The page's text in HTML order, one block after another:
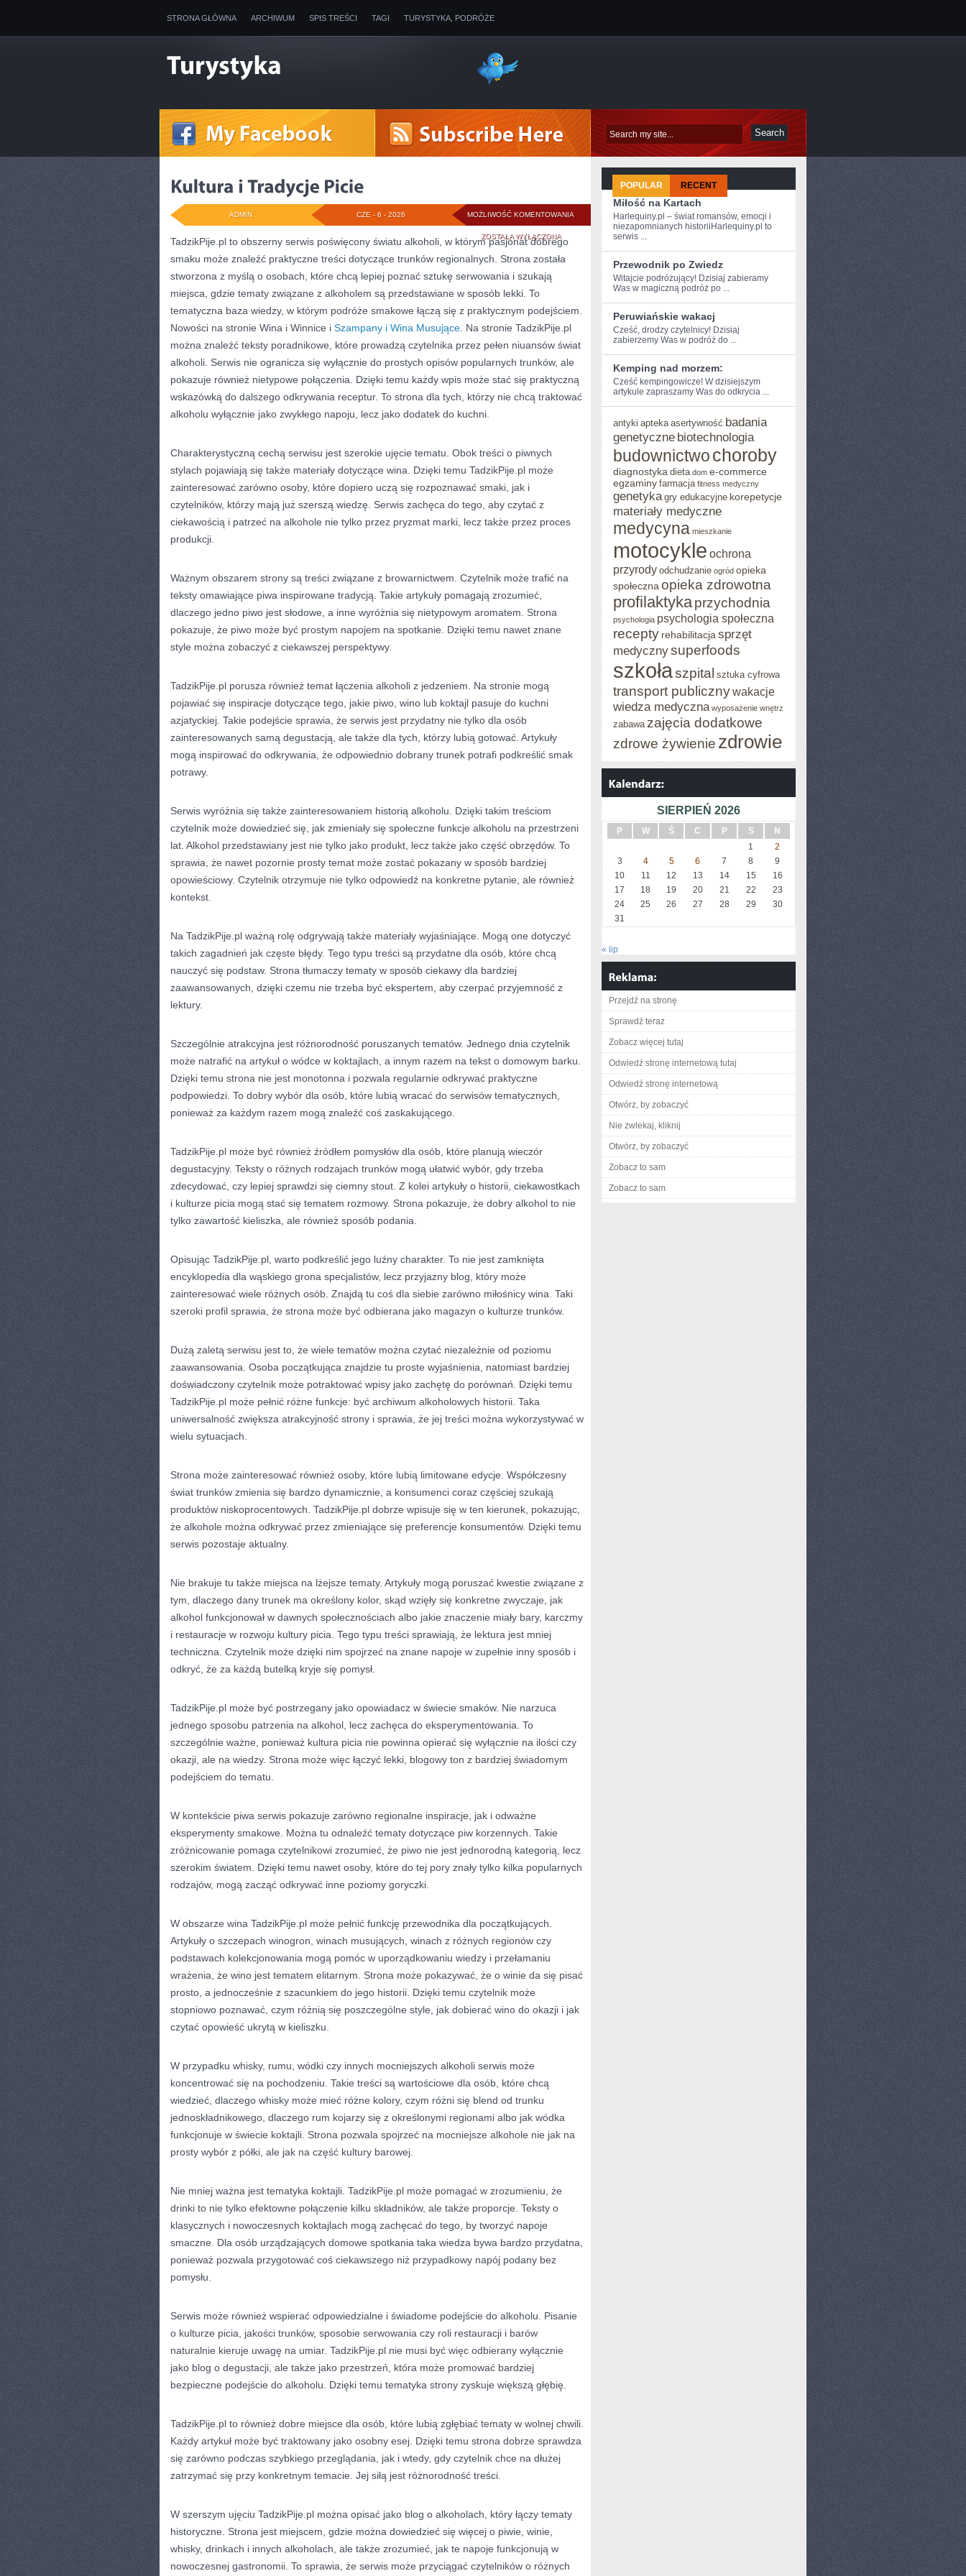
STRONA GŁÓWNA ARCHIWUM SPIS TREŚCI TAGI TURYSTYKA, PODRÓŻE
MOŻLIWOŚĆ KOMENTOWANIA KULTURA
TRADYCJE
PICIE
ZOSTAŁA WYŁĄCZONA
CZE - 6 - 2026
ADMIN
TadzikPije.pl to obszerny serwis poświęcony światu alkoholi, w którym pasjonat dobrego
smaku może znaleźć praktyczne treści dotyczące trunków regionalnych. Strona została
stworzona z myślą o osobach, które chcą lepiej poznać sztukę serwowania i szukają
miejsca, gdzie tematy związane z alkoholem są przedstawiane w sposób lekki. To
tematyczna baza wiedzy, w którym podróże smakowe łączą się z praktycznym podejściem.
Nowości na stronie Wina i Winnice i Szampany i Wina Musujące . Na stronie TadzikPije.pl
można znaleźć teksty poradnikowe, które prowadzą czytelnika przez pełen niuansów świat
alkoholi. Serwis nie ogranicza się wyłącznie do prostych opisów popularnych trunków, ale
pokazuje również nietypowe połączenia. Dzięki temu każdy wpis może stać się praktyczną
wskazówką do dalszego odkrywania receptur. To strona dla tych, którzy nie chcą traktować
alkoholu wyłącznie jako zwykłego napoju, lecz jako dodatek do kuchni.
Charakterystyczną cechą serwisu jest szerokie ujęcie tematu. Obok treści o piwnych
stylach pojawiają się także materiały dotyczące wina. Dzięki temu TadzikPije.pl może
zainteresować zarówno osoby, które dopiero uczą się rozpoznawać smaki, jak i
czytelników, którzy mają już szerszą wiedzę. Serwis zachęca do tego, aby czytać z
ciekawością i patrzeć na alkohole nie tylko przez pryzmat marki, lecz także przez proces
produkcji.
Ważnym obszarem strony są treści związane z browarnictwem. Czytelnik może trafić na
teksty omawiające piwa inspirowane tradycją. Takie artykuły pomagają zrozumieć,
dlaczego jedno piwo jest słodowe, a inne wyróżnia się nietypowym aromatem. Strona
pokazuje, że piwo może być prostym napojem na spotkanie. Dzięki temu nawet znane
style można zobaczyć z ciekawszej perspektywy.
TadzikPije.pl porusza również temat łączenia alkoholi z jedzeniem. Na stronie mogą
pojawiać się inspiracje dotyczące tego, jakie piwo, wino lub koktajl pasuje do kuchni
azjatyckiej. Takie podejście sprawia, że serwis jest przydatny nie tylko dla osób
zainteresowanych samą degustacją, ale także dla tych, którzy lubią gotować. Artykuły
mogą inspirować do odkrywania, że odpowiednio dobrany trunek potrafi podkreślić smak
potrawy.
Serwis wyróżnia się także zainteresowaniem historią alkoholu. Dzięki takim treściom
czytelnik może dowiedzieć się, jak zmieniały się społeczne funkcje alkoholu na przestrzeni
lat. Alkohol przedstawiany jest nie tylko jako produkt, lecz także jako część obrzędów. To
sprawia, że nawet pozornie prosty temat może zostać pokazany w sposób bardziej
opowieściowy. Czytelnik otrzymuje nie tylko odpowiedź na konkretne pytanie, ale również
kontekst.
Na TadzikPije.pl ważną rolę odgrywają także materiały wyjaśniające. Mogą one dotyczyć
takich zagadnień jak częste błędy. Tego typu treści są przydatne dla osób, które chcą
nauczyć się podstaw. Strona tłumaczy tematy w sposób ciekawy dla bardziej
zaawansowanych, dzięki czemu nie trzeba być ekspertem, aby czerpać przyjemność z
lektury.
Szczególnie atrakcyjna jest różnorodność poruszanych tematów. Jednego dnia czytelnik
może natrafić na artykuł o wódce w koktajlach, a innym razem na tekst o domowym barku.
Dzięki temu strona nie jest monotonna i pozwala regularnie odkrywać praktyczne
podpowiedzi. To dobry wybór dla osób, które lubią wracać do serwisów tematycznych,
ponieważ za każdym razem mogą znaleźć coś zaskakującego.
TadzikPije.pl może być również źródłem pomysłów dla osób, które planują wieczór
degustacyjny. Teksty o różnych rodzajach trunków mogą ułatwić wybór, gdy trzeba
zdecydować, czy lepiej sprawdzi się ciemny stout. Z kolei artykuły o historii, ciekawostkach
i kulturze picia mogą stać się tematem rozmowy. Strona pokazuje, że dobry alkohol to nie
tylko zawartość kieliszka, ale również sposób podania.
Opisując TadzikPije.pl, warto podkreślić jego luźny charakter. To nie jest zamknięta
encyklopedia dla wąskiego grona specjalistów, lecz przyjazny blog, który może
zainteresować wiele różnych osób. Znajdą tu coś dla siebie zarówno miłośnicy wina. Taki
szeroki profil sprawia, że strona może być odbierana jako magazyn o kulturze trunków.
Dużą zaletą serwisu jest to, że wiele tematów można czytać niezależnie od poziomu
zaawansowania. Osoba początkująca znajdzie tu proste wyjaśnienia, natomiast bardziej
doświadczony czytelnik może potraktować wpisy jako zachętę do porównań. Dzięki temu
TadzikPije.pl może pełnić różne funkcje: być archiwum alkoholowych historii. Taka
uniwersalność zwiększa atrakcyjność strony i sprawia, że jej treści można wykorzystywać w
wielu sytuacjach.
Strona może zainteresować również osoby, które lubią limitowane edycje. Współczesny
świat trunków zmienia się bardzo dynamicznie, a konsumenci coraz częściej szukają
produktów niskoprocentowych. TadzikPije.pl dobrze wpisuje się w ten kierunek, pokazując,
że alkohole można odkrywać przez zmieniające się preferencje konsumentów. Dzięki temu
serwis pozostaje aktualny.
Nie brakuje tu także miejsca na lżejsze tematy. Artykuły mogą poruszać kwestie związane z
tym, dlaczego dany trunek ma określony kolor, skąd wzięły się konkretne zwyczaje, jak
alkohol funkcjonował w dawnych społecznościach albo jakie znaczenie miały bary, karczmy
i restauracje w rozwoju kultury picia. Tego typu treści sprawiają, że lektura jest mniej
techniczna. Czytelnik może dzięki nim spojrzeć na znane napoje w zupełnie inny sposób i
odkryć, że za każdą butelką kryje się pomysł.
TadzikPije.pl może być postrzegany jako opowiadacz w świecie smaków. Nie narzuca
jednego sposobu patrzenia na alkohol, lecz zachęca do eksperymentowania. To
szczególnie ważne, ponieważ kultura picia nie powinna opierać się wyłącznie na ilości czy
okazji, ale na wiedzy. Strona może więc łączyć lekki, blogowy ton z bardziej świadomym
podejściem do tematu.
W kontekście piwa serwis pokazuje zarówno regionalne inspiracje, jak i odważne
eksperymenty smakowe. Można tu odnaleźć tematy dotyczące piw korzennych. Takie
zróżnicowanie pomaga czytelnikowi zrozumieć, że piwo nie jest jednorodną kategorią, lecz
szerokim światem. Dzięki temu nawet osoby, które do tej pory znały tylko kilka popularnych
rodzajów, mogą zacząć odkrywać inne poziomy goryczki.
W obszarze wina TadzikPije.pl może pełnić funkcję przewodnika dla początkujących.
Artykuły o szczepach winogron, winach musujących, winach z różnych regionów czy
podstawach kolekcjonowania mogą pomóc w uporządkowaniu wiedzy i przełamaniu
wrażenia, że wino jest tematem elitarnym. Strona może pokazywać, że o winie da się pisać
prosto, a jednocześnie z szacunkiem do jego historii. Dzięki temu czytelnik może
stopniowo poznawać, czym różnią się poszczególne style, jak dobierać wino do okazji i jak
czytać opowieść ukrytą w kieliszku.
W przypadku whisky, rumu, wódki czy innych mocniejszych alkoholi serwis może
koncentrować się na pochodzeniu. Takie treści są wartościowe dla osób, które chcą
wiedzieć, dlaczego whisky może mieć różne kolory, czym różni się blend od trunku
jednoskładnikowego, dlaczego rum kojarzy się z określonymi regionami albo jak wódka
funkcjonuje w świecie koktajli. Strona pozwala spojrzeć na mocniejsze alkohole nie jak na
prosty wybór z półki, ale jak na część kultury barowej.
Nie mniej ważna jest tematyka koktajli. TadzikPije.pl może pomagać w zrozumieniu, że
drinki to nie tylko efektowne połączenie kilku składników, ale także proporcje. Teksty o
klasycznych i nowoczesnych koktajlach mogą zachęcać do tego, by tworzyć napoje
smaczne. Dla osób urządzających domowe spotkania taka wiedza bywa bardzo przydatna,
ponieważ pozwala przygotować coś ciekawszego niż przypadkowy napój podany bez
pomysłu.
Serwis może również wspierać odpowiedzialne i świadome podejście do alkoholu. Pisanie
o kulturze picia, jakości trunków, sposobie serwowania czy roli restauracji i barów
naturalnie kieruje uwagę na umiar. TadzikPije.pl nie musi być więc odbierany wyłącznie
jako blog o degustacji, ale także jako przestrzeń, która może promować bardziej
bezpieczne podejście do alkoholu. Dzięki temu tematyka strony zyskuje większą głębię.
TadzikPije.pl to również dobre miejsce dla osób, które lubią zgłębiać tematy w wolnej chwili.
Każdy artykuł może być traktowany jako osobny esej. Dzięki temu strona dobrze sprawdza
się zarówno podczas szybkiego przeglądania, jak i wtedy, gdy czytelnik chce na dłużej
zatrzymać się przy konkretnym temacie. Jej siłą jest różnorodność treści.
W szerszym ujęciu TadzikPije.pl można opisać jako blog o alkoholach, który łączy tematy
historyczne. Strona jest miejscem, gdzie można dowiedzieć się więcej o piwie, winie,
whisky, drinkach i innych alkoholach, ale także zrozumieć, jak te napoje funkcjonują w
nowoczesnej gastronomii. To sprawia, że serwis może przyciągać czytelników o różnych
POPULAR RECENT
Miłość na Kartach
Harlequiny.pl – świat romansów, emocji i
niezapomnianych historiiHarlequiny.pl to
serwis ...
Przewodnik po Zwiedz
Witajcie podróżujący! ‍Dzisiaj ⁣zabieramy
Was w magiczną podróż po ...
Peruwiańskie wakacj
Cześć, ⁢drodzy czytelnicy! Dzisiaj⁢
zabierzemy Was w podróż do‌ ...
Kemping nad morzem:
Cześć kempingowicze! W dzisiejszym
artykule zapraszamy‌ Was do odkrycia‍ ...
antyki apteka asertywność badania
genetyczne biotechnologia
budownictwochoroby
diagnostyka dieta dom e-commerce
egzaminy farmacja fitness medyczny
genetyka gry edukacyjne korepetycje
materiały medyczne
medycyna mieszkanie
motocykle ochrona
przyrody odchudzanie ogród opieka
społeczna opieka zdrowotna
profilaktykaprzychodnia
psychologia psychologia społeczna
recepty rehabilitacja sprzęt
medycznysuperfoods
szkołaszpital sztuka cyfrowa
transport publicznywakacje
wiedza medyczna wyposażenie wnętrz
zabawa zajęcia dodatkowe
zdrowe żywienie zdrowie
SIERPIEŃ 2026
P W Ś C P S
N
1
2
3
4 5 6 7 8
9
10
11 12 13 14 15
16
17
18 19 20 21 22
23
24
25 26 27 28 29
30
31
« lip
Przejdź na stronę
Sprawdź teraz
Zobacz więcej tutaj
Odwiedź stronę internetową tutaj
Odwiedź stronę internetową
Otwórz, by zobaczyć
Nie zwlekaj, kliknij
Otwórz, by zobaczyć
Zobacz to sam
Zobacz to sam